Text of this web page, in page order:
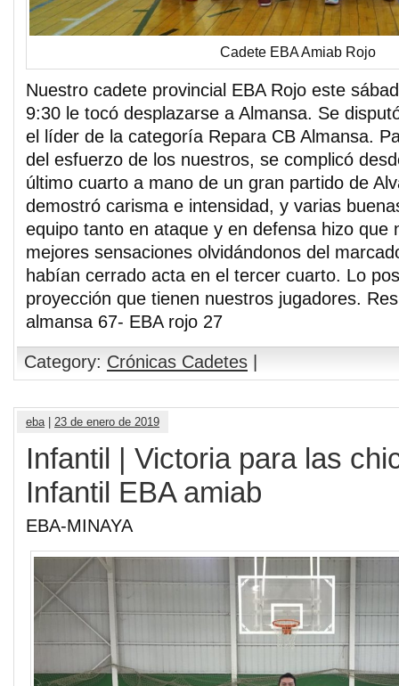
Cadete EBA Amiab Rojo
Nuestro cadete provincial EBA Rojo este
9:30 le tocó desplazarse a Almansa. Se
el líder de la categoría Repara CB Almansa.
del esfuerzo de los nuestros, se complicó
último cuarto a mano de un gran partido de
demostró carisma e intensidad, y varias
equipo tanto en ataque y en defensa hizo que
mejores sensaciones olvidándonos del
habían cerrado acta en el tercer cuarto. Lo
proyección que tienen nuestros jugadores.
almansa 67- EBA rojo 27
Category: Crónicas Cadetes
eba 23 de enero de 2019
Infantil | Victoria para las
Infantil EBA amiab
EBA-MINAYA